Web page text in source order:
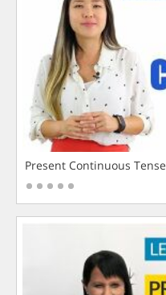
Present Continuous Tense